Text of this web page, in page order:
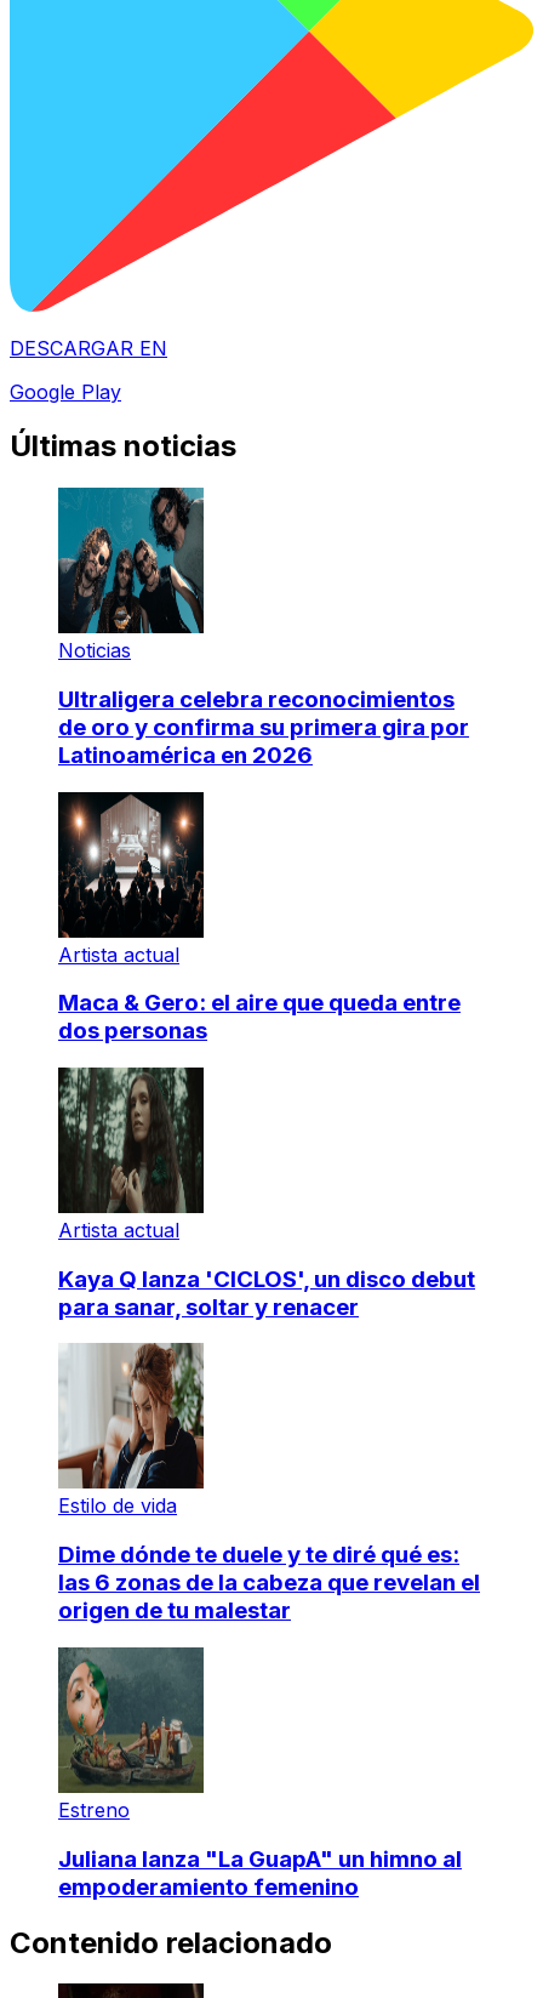
DESCARGAR EN
Google Play
Últimas noticias
Noticias
Ultraligera celebra reconocimientos
de oro y confirma su primera gira por
Latinoamérica en 2026
Artista actual
Maca & Gero: el aire que queda entre
dos personas
Artista actual
Kaya Q lanza 'CICLOS', un disco debut
para sanar, soltar y renacer
Estilo de vida
Dime dónde te duele y te diré qué es:
las 6 zonas de la cabeza que revelan el
origen de tu malestar
Estreno
Juliana lanza "La GuapA" un himno al
empoderamiento femenino
Contenido relacionado